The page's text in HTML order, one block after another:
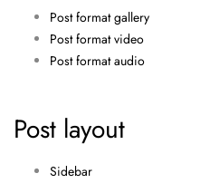
Post format gallery
Post format video
Post format audio
Post layout
Sidebar